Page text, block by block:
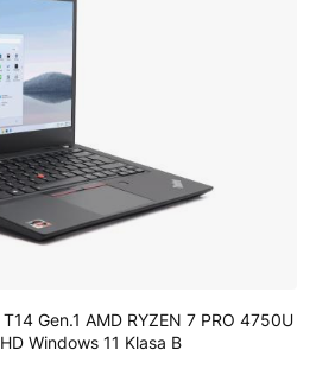
Gen.1 AMD RYZEN 7 PRO 4750U
Windows 11 Klasa B